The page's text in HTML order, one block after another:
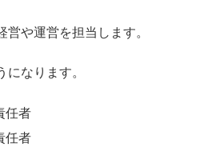
や運営を担当します。
なります。
任者
任者